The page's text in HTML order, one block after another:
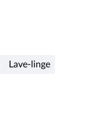
Lave-linge